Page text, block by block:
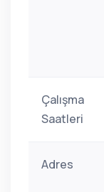
Çalışma
Saatleri
Adres